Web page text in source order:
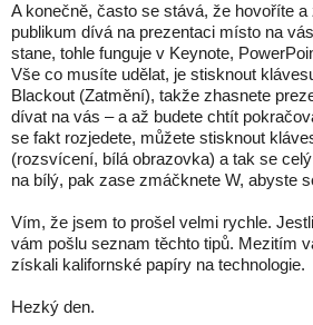
A konečně, často se stává, že hovoříte
publikum dívá na prezentaci místo na
stane, tohle funguje v Keynote,
Vše co musíte udělat, je stisknout
Blackout (Zatmění), takže zhasnete
dívat na vás – a až budete chtít
se fakt rozjedete, můžete stisknout
(rozsvícení, bílá obrazovka) a tak se
na bílý, pak zase zmáčknete W, abyste
Vím, že jsem to prošel velmi rychle.
vám pošlu seznam těchto tipů. Mezitím
získali kalifornské papíry na technologie.
Hezký den.